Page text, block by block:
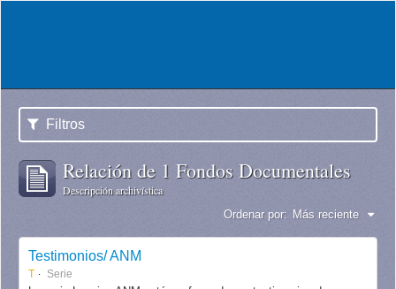
Filtros
Relación de 1 Fondos Documentales
Descripción archivística
Ordenar por: Más reciente
Testimonios/ ANM
T Serie